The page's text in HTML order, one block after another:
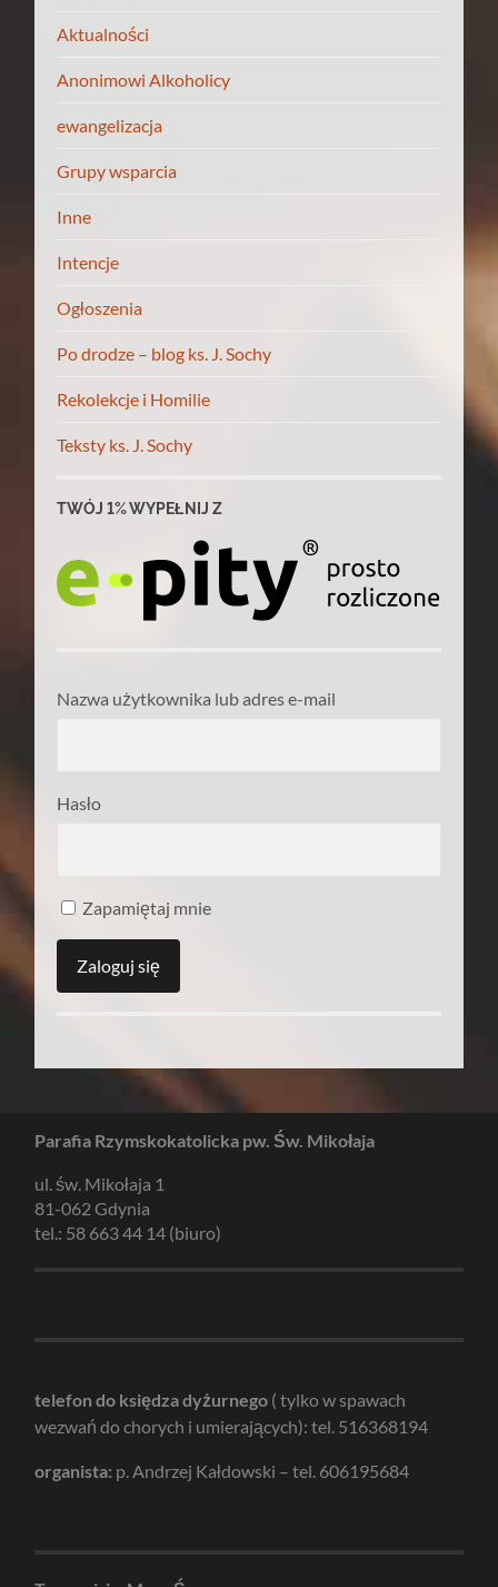
Aktualności
Anonimowi Alkoholicy
ewangelizacja
Grupy wsparcia
Inne
Intencje
Ogłoszenia
Po drodze – blog ks. J. Sochy
Rekolekcje i Homilie
Teksty ks. J. Sochy
TWÓJ 1% WYPEŁNIJ Z
Nazwa użytkownika lub adres e-mail
Hasło
Zapamiętaj mnie
Parafia Rzymskokatolicka pw. Św. Mikołaja
ul. św. Mikołaja 1
81-062 Gdynia
tel.: 58 663 44 14 (biuro)
telefon do księdza dyżurnego ( tylko w spawach
wezwań do chorych i umierających): tel. 516368194
organista: p. Andrzej Kałdowski – tel. 606195684